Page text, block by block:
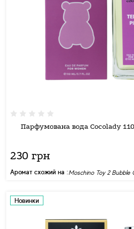
230 грн
Аромат схожий на :Moschino Toy 2 Bubble
Новинки